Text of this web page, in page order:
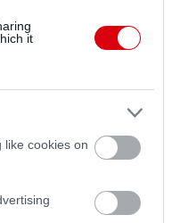
it
like cookies on
Altay Bayindir
Andreas
Angol
Aston Villa